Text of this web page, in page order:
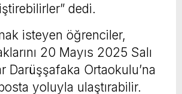
dedi.
isteyen öğrenciler,
20 Mayıs 2025 Salı
Darüşşafaka Ortaokulu’na
yoluyla ulaştırabilir.